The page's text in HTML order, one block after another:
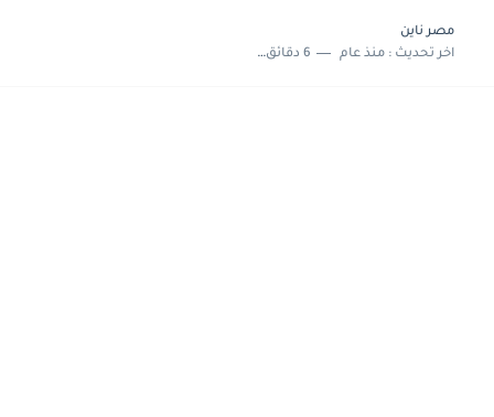
مصر ناين
اخر تحديث :منذ عام 6 دقائق للقراءة